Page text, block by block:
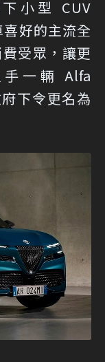
小型 CUV
好的主流全
受眾，讓更
一輛 Alfa
下令更名為